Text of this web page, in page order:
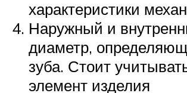
характеристики
Наружный и
диаметр,
зуба. Стоит
элемент изделия